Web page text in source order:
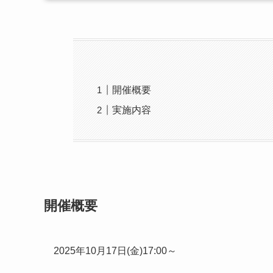
開催概要
実施内容
開催概要
2025年10月17日(金)17:00～